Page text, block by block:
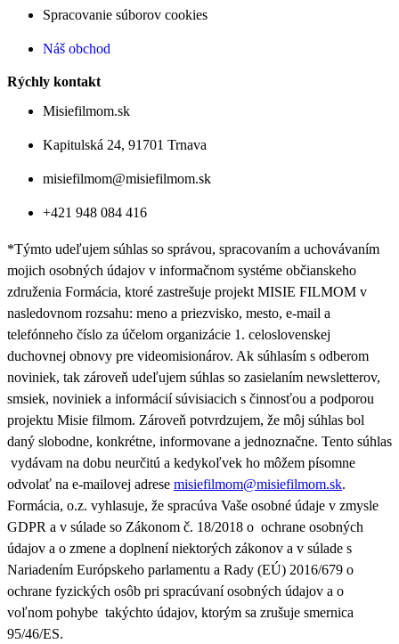
Spracovanie súborov cookies
Náš obchod
Rýchly kontakt
Misiefilmom.sk
Kapitulská 24, 91701 Trnava
misiefilmom@misiefilmom.sk
+421 948 084 416
*Týmto udeľujem súhlas so správou, spracovaním a uchovávaním
mojich osobných údajov v informačnom systéme občianskeho
združenia Formácia, ktoré zastrešuje projekt MISIE FILMOM v
nasledovnom rozsahu: meno a priezvisko, mesto, e-mail a
telefónneho číslo za účelom organizácie 1. celoslovenskej
duchovnej obnovy pre videomisionárov. Ak súhlasím s odberom
noviniek, tak zároveň udeľujem súhlas so zasielaním newsletterov,
smsiek, noviniek a informácií súvisiacich s činnosťou a podporou
projektu Misie filmom. Zároveň potvrdzujem, že môj súhlas bol
daný slobodne, konkrétne, informovane a jednoznačne. Tento súhlas
vydávam na dobu neurčitú a kedykoľvek ho môžem písomne
odvolať na e-mailovej adrese misiefilmom@misiefilmom.sk.
Formácia, o.z. vyhlasuje, že spracúva Vaše osobné údaje v zmysle
GDPR a v súlade so Zákonom č. 18/2018 o ochrane osobných
údajov a o zmene a doplnení niektorých zákonov a v súlade s
Nariadením Európskeho parlamentu a Rady (EÚ) 2016/679 o
ochrane fyzických osôb pri spracúvaní osobných údajov a o
voľnom pohybe takýchto údajov, ktorým sa zrušuje smernica
95/46/ES.